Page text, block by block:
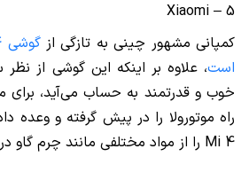
5 –
Xiaomi
کمپانی مشهور چینی به تازگی ازگوشی
است، علاوه بر اینکه این گوشی از
خوب و قدرتمند به حساب می‌آید، برای
راه موتورولا را در پیش گرفته و
Mi 4 را از مواد مختلفی مانند چرم گاو